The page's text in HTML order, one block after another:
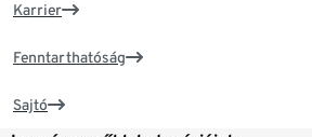
Karrier
Fenntarthatóság
Sajtó